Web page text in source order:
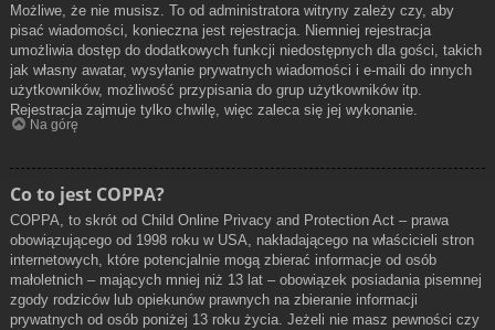
Możliwe, że nie musisz. To od administratora witryny zależy czy, aby
pisać wiadomości, konieczna jest rejestracja. Niemniej rejestracja
umożliwia dostęp do dodatkowych funkcji niedostępnych dla gości, takich
jak własny awatar, wysyłanie prywatnych wiadomości i e-maili do innych
użytkowników, możliwość przypisania do grup użytkowników itp.
Rejestracja zajmuje tylko chwilę, więc zaleca się jej wykonanie.
Na górę
Co to jest COPPA?
COPPA, to skrót od Child Online Privacy and Protection Act – prawa
obowiązującego od 1998 roku w USA, nakładającego na właścicieli stron
internetowych, które potencjalnie mogą zbierać informacje od osób
małoletnich – mających mniej niż 13 lat – obowiązek posiadania pisemnej
zgody rodziców lub opiekunów prawnych na zbieranie informacji
prywatnych od osób poniżej 13 roku życia. Jeżeli nie masz pewności czy